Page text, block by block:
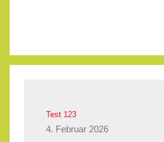
Test 123
4. Februar 2026